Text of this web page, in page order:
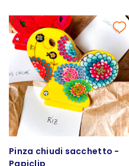
Pinza chiudi sacchetto -
Papiclip